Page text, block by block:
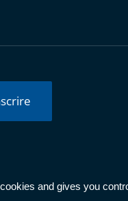
and gives you